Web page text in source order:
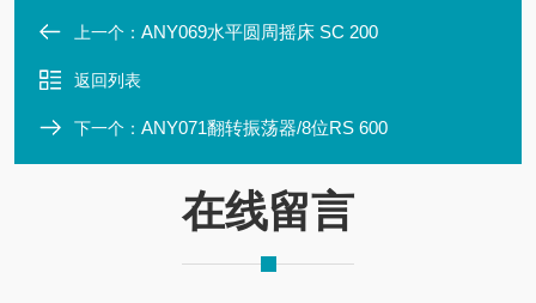
上一个： ANY069水平圆周摇床 SC 200
返回列表
下一个： ANY071翻转振荡器/8位RS 600
在线留言